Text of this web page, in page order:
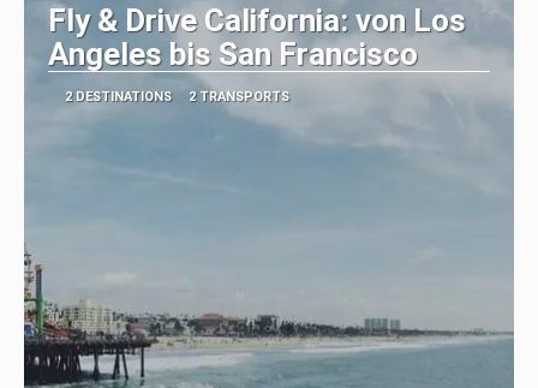
Fly & Drive California: von Los
Angeles bis San Francisco
2 DESTINATIONS 2 TRANSPORTS